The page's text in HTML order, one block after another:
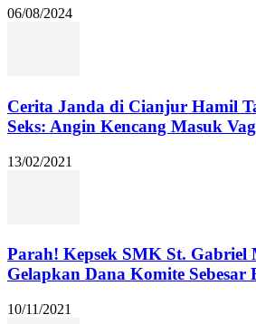
06/08/2024
Cerita Janda di Cianjur Hamil
Seks: Angin Kencang Masuk
13/02/2021
Parah! Kepsek SMK St. Gabriel
Gelapkan Dana Komite
10/11/2021